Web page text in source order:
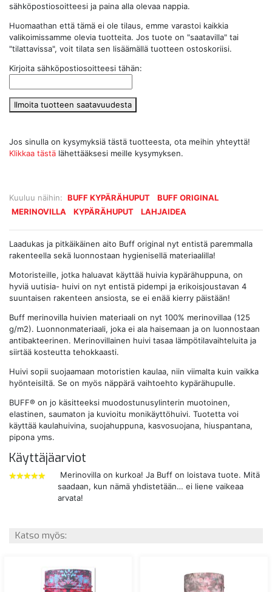
Kuuluu näihin: BUFF KYPÄRÄHUPUT
BUFF ORIGINAL
MERINOVILLA
KYPÄRÄHUPUT LAHJAIDEA
sähköpostiosoitteesi ja paina alla olevaa nappia.
Huomaathan että tämä ei ole tilaus, emme varastoi kaikkia
valikoimissamme olevia tuotteita. Jos tuote on "saatavilla" tai
"tilattavissa", voit tilata sen lisäämällä tuotteen ostoskoriisi.
Kirjoita sähköpostiosoitteesi tähän:
Ilmoita tuotteen saatavuudesta
Jos sinulla on kysymyksiä tästä tuotteesta, ota meihin yhteyttä!
Klikkaa tästä lähettääksesi meille kysymyksen.
Laadukas ja pitkäikäinen aito Buff original nyt entistä paremmalla
rakenteella sekä luonnostaan hygienisellä materiaalilla!
Motoristeille, jotka haluavat käyttää huivia kypärähuppuna, on
hyviä uutisia- huivi on nyt entistä pidempi ja erikoisjoustavan 4
suuntaisen rakenteen ansiosta, se ei enää kierry päistään!
Buff merinovilla huivien materiaali on nyt 100% merinovillaa (125
g/m2). Luonnonmateriaali, joka ei ala haisemaan ja on luonnostaan
antibakteerinen. Merinovillainen huivi tasaa lämpötilavaihteluita ja
siirtää kosteutta tehokkaasti.
Huivi sopii suojaamaan motoristien kaulaa, niin viimalta kuin vaikka
hyönteisiltä. Se on myös näppärä vaihtoehto kypärähupulle.
BUFF® on jo käsitteeksi muodostunusylinterin muotoinen,
elastinen, saumaton ja kuvioitu monikäyttöhuivi. Tuotetta voi
käyttää kaulahuivina, suojahuppuna, kasvosuojana, hiuspantana,
pipona yms.
Käyttäjäarviot
tähdet
Merinovilla on kurkoa! Ja Buff on loistava tuote. Mitä
saadaan, kun nämä yhdistetään… ei liene vaikeaa
arvata!
Katso myös: